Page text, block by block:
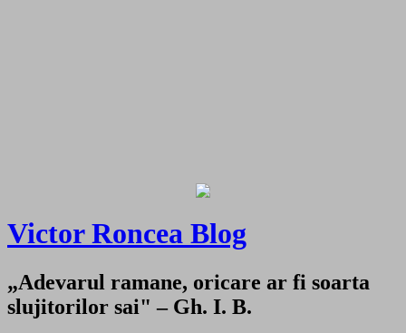
Victor Roncea Blog
„Adevarul ramane, oricare ar fi soarta
slujitorilor sai" – Gh. I. B.